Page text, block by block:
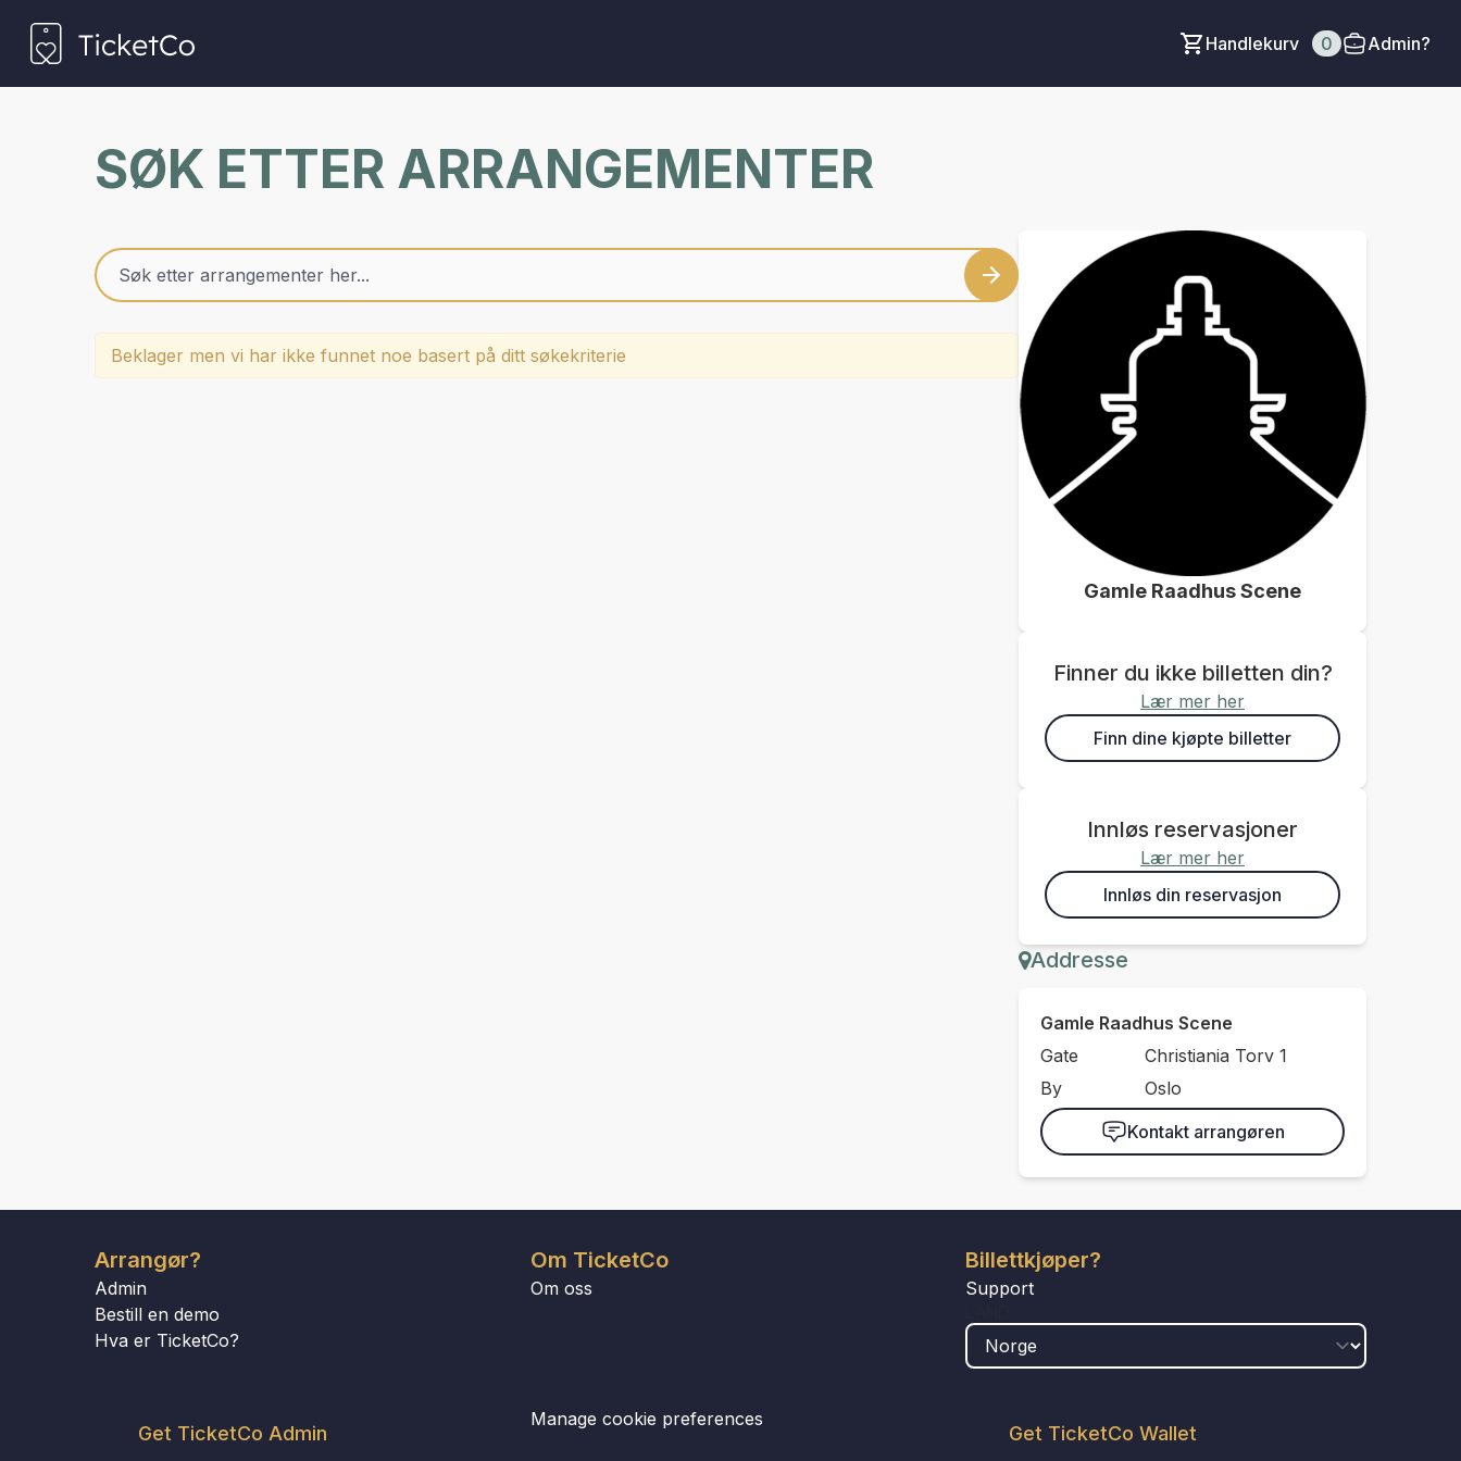
Handlekurv 0 Admin?
SØK ETTER ARRANGEMENTER
Beklager men vi har ikke funnet noe basert på ditt søkekriterie
Gamle Raadhus Scene
Finner du ikke billetten din?
Lær mer her
Finn dine kjøpte billetter
Innløs reservasjoner
Lær mer her
Innløs din reservasjon
Addresse
Gamle Raadhus Scene
Gate
Christiania Torv 1
By
Oslo
Kontakt arrangøren
Arrangør?
Admin
Bestill en demo
Hva er TicketCo?
Get TicketCo Admin
Om TicketCo
Om oss
Manage cookie preferences
Billettkjøper?
Support
Get TicketCo Wallet